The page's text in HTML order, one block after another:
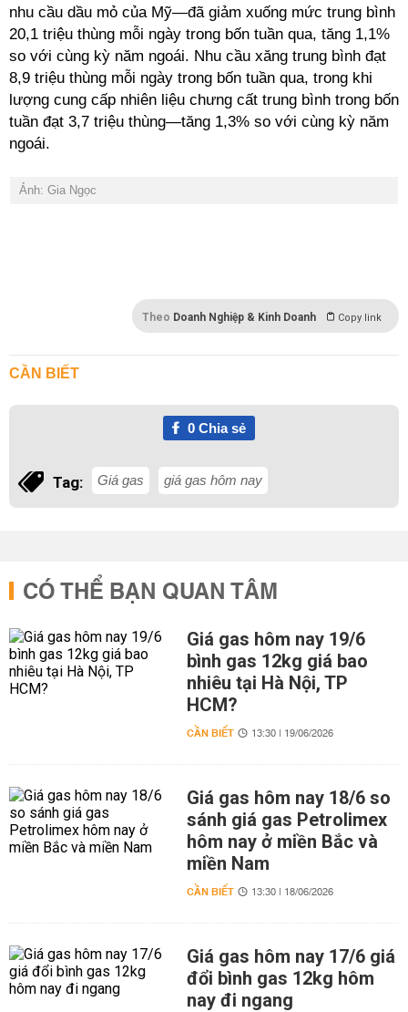
nhu cầu dầu mỏ của Mỹ—đã giảm xuống mức trung bình
20,1 triệu thùng mỗi ngày trong bốn tuần qua, tăng 1,1%
so với cùng kỳ năm ngoái. Nhu cầu xăng trung bình đạt
8,9 triệu thùng mỗi ngày trong bốn tuần qua, trong khi
lượng cung cấp nhiên liệu chưng cất trung bình trong bốn
tuần đạt 3,7 triệu thùng—tăng 1,3% so với cùng kỳ năm
ngoái.
Ảnh: Gia Ngọc
Theo Doanh Nghiệp & Kinh Doanh Copy link
CẦN BIẾT
0Chia sẻ
Tag: Giá gas giá gas hôm nay
CÓ THỂ BẠN QUAN TÂM
Giá gas hôm nay 19/6
bình gas 12kg giá bao
nhiêu tại Hà Nội, TP
HCM?
CẦN BIẾT 13:30 | 19/06/2026
Giá gas hôm nay 18/6 so
sánh giá gas Petrolimex
hôm nay ở miền Bắc và
miền Nam
CẦN BIẾT 13:30 | 18/06/2026
Giá gas hôm nay 17/6 giá
đổi bình gas 12kg hôm
nay đi ngang